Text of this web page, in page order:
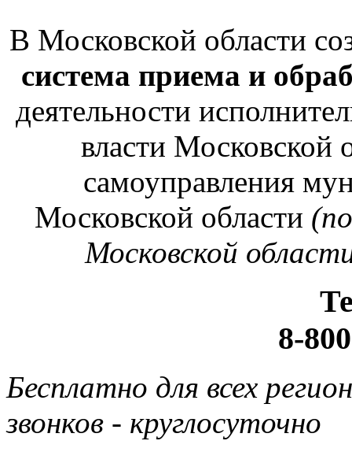
В Московской области
система приема и
деятельности
власти Московской
самоуправления
Московской области
Московской
8-
Бесплатно для всех
звонков - круглосуточно